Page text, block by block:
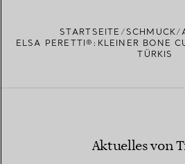
STARTSEITE SCHMUCK
ELSA PERETTI®:KLEINER BONE
TÜRKIS
Aktuelles von